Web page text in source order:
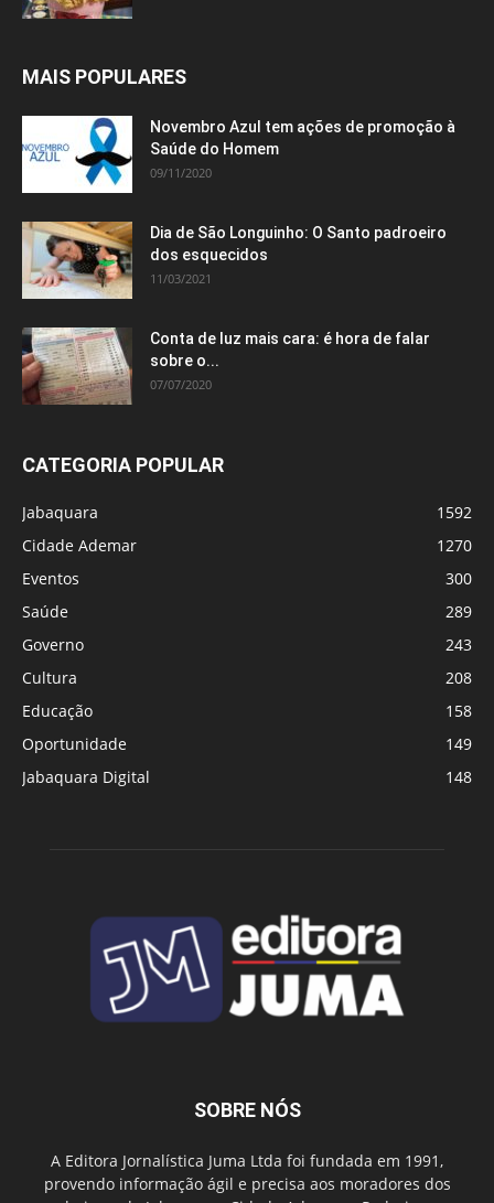
MAIS POPULARES
Novembro Azul tem ações de promoção à
Saúde do Homem
09/11/2020
Dia de São Longuinho: O Santo padroeiro
dos esquecidos
11/03/2021
Conta de luz mais cara: é hora de falar
sobre o...
07/07/2020
CATEGORIA POPULAR
Jabaquara
1592
Cidade Ademar
1270
Eventos
300
Saúde
289
Governo
243
Cultura
208
Educação
158
Oportunidade
149
Jabaquara Digital
148
SOBRE NÓS
A Editora Jornalística Juma Ltda foi fundada em 1991,
provendo informação ágil e precisa aos moradores dos